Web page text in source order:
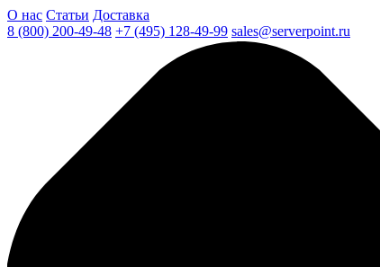
О нас Статьи Доставка
8 (800) 200-49-48 +7 (495) 128-49-99 sales@serverpoint.ru